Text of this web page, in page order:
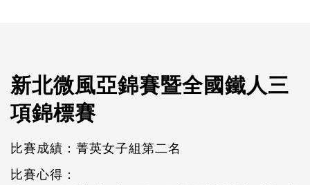
新北微風亞錦賽暨全國鐵人三
項錦標賽
比賽成績：菁英女子組第二名
比賽心得：